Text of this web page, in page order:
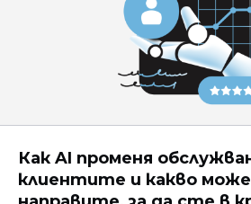
Как AI променя
клиентите и какво